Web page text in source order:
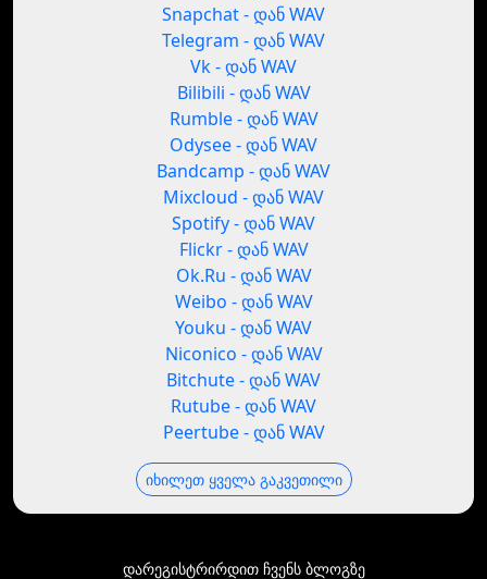
Snapchat - დან WAV
Telegram - დან WAV
Vk - დან WAV
Bilibili - დან WAV
Rumble - დან WAV
Odysee - დან WAV
Bandcamp - დან WAV
Mixcloud - დან WAV
Spotify - დან WAV
Flickr - დან WAV
Ok.Ru - დან WAV
Weibo - დან WAV
Youku - დან WAV
Niconico - დან WAV
Bitchute - დან WAV
Rutube - დან WAV
Peertube - დან WAV
იხილეთ ყველა გაკვეთილი
დარეგისტრირდით ჩვენს ბლოგზე